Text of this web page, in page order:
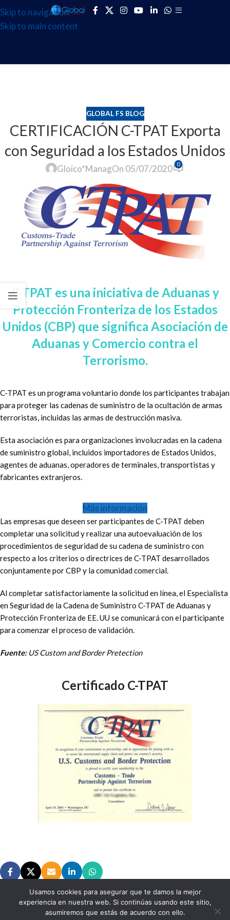
Skip to navigation
Skip to main content
GLOBAL FS BLOG
CERTIFICACIÓN C-TPAT Exporta
con Seguridad a los Estados Unidos
Gloico*ManagOn 05/07/2020 0
C-TPAT es una iniciativa de Aduanas y
Protección Fronteriza de los Estados
Unidos (CBP) que significa Asociación de
Aduanas y Comercio contra el
Terrorismo.
C-TPAT es un programa voluntario donde los participantes trabajan
para proteger las cadenas de suministro de la ocultación de armas
terroristas, incluidas las armas de destrucción masiva.
Esta asociación es para organizaciones involucradas en la cadena
de suministro global, incluidos importadores de Estados Unidos,
agentes de aduanas, operadores de terminales, transportistas y
fabricantes extranjeros.
Más información
Las empresas que deseen ser participantes de C-TPAT deben
completar una solicitud y realizar una autoevaluación de los
procedimientos de seguridad de su cadena de suministro con
respecto a los criterios o directrices de C-TPAT desarrollados
conjuntamente por CBP y la comunidad comercial.
Al completar satisfactoriamente la solicitud en línea, el Especialista
en Seguridad de la Cadena de Suministro C-TPAT de Aduanas y
Protección Fronteriza de EE. UU se comunicará con el participante
para comenzar el proceso de validación.
Fuente:US Custom and Border Pretection
Certificado C-TPAT
Older
Usamos cookies para asegurar que te damos la mejor
experiencia en nuestra web. Si continúas usando este sitio,
asumiremos que estás de acuerdo con ello.